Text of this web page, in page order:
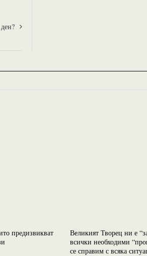
предизвикват
Великият Творец ни е
всички необходими
се справим с всяка